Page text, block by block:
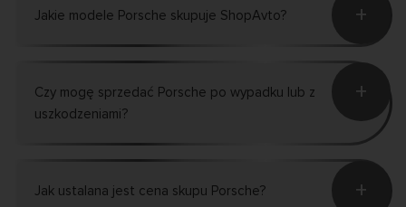
Jakie modele Porsche skupuje ShopAvto? +
Czy mogę sprzedać Porsche po wypadku lub z
uszkodzeniami?
+
Jak ustalana jest cena skupu Porsche? +